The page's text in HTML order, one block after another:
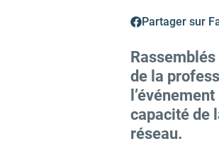
Partager sur
de la
capacité de
réseau.